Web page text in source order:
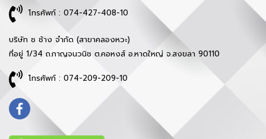
โทรศัพท์ : 074-427-408-10
บริษัท ช ช้าง จำกัด (สาขาคลองหวะ)
ที่อยู่ 1/34 ถ.กาญจนวนิช ต.คอหงส์ อ.หาดใหญ่ จ.สงขลา 90110
โทรศัพท์ : 074-209-209-10